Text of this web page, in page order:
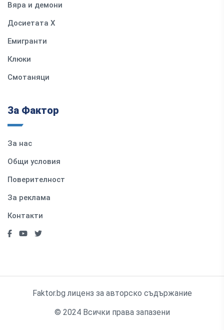
Вяра и демони
Досиетата Х
Емигранти
Клюки
Смотаняци
За Фактор
За нас
Общи условия
Поверителност
За реклама
Контакти
Faktor.bg лиценз за авторско съдържание
© 2024 Всички права запазени